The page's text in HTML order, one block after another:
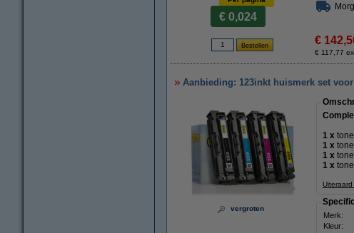
€ 0,024
€
€ 117,77
Aanbieding: 123inkt huismerk set voor
vergroten
1 x
1 x
1 x
1 x
Merk:
Kleur: